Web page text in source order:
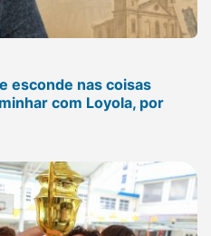
esconde nas coisas
com Loyola, por